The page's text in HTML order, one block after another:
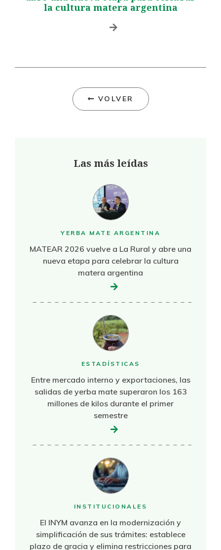
la cultura matera argentina
VOLVER
Las más leídas
YERBA MATE ARGENTINA
MATEAR 2026 vuelve a La Rural y abre una
nueva etapa para celebrar la cultura
matera argentina
ESTADÍSTICAS
Entre mercado interno y exportaciones, las
salidas de yerba mate superaron los 163
millones de kilos durante el primer
semestre
INSTITUCIONALES
El INYM avanza en la modernización y
simplificación de sus trámites: establece
plazo de gracia y elimina restricciones para